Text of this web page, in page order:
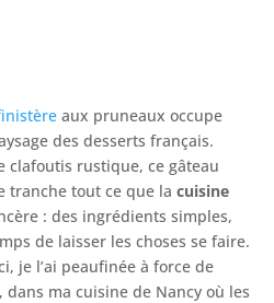
aux pruneaux occupe
des desserts français.
clafoutis rustique, ce gâteau
tranche tout ce que la cuisine
: des ingrédients simples,
de laisser les choses se faire.
je l’ai peaufinée à force de
ma cuisine de Nancy où les